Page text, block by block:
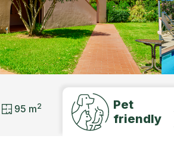
95 m2
Pet
friendly